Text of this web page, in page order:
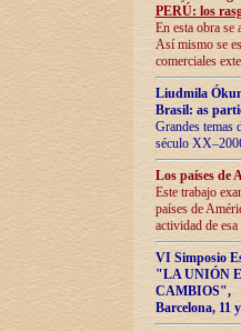
PERÚ: los
En esta obra se
Así mismo se
comerciales
Liudmila
Brasil: as
Grandes temas
século
Los países de
Este trabajo
países de
actividad de
VI Simposio
"LA UNIÓN
CAMBIOS",
Barcelona, 11